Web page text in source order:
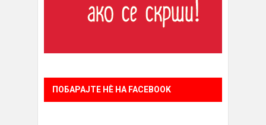
ПОБАРАЈТЕ НÈ НА FACEBOOK